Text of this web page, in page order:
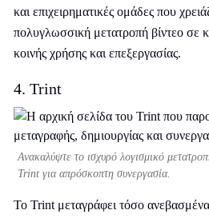
και επιχειρηματικές ομάδες που
πολυγλωσσική μετατροπή βίντεο σε
κοινής χρήσης και επεξεργασίας.
4. Trint
Ανακαλύψτε το ισχυρό λογισμικό
Trint για απρόσκοπτη συνεργασία.
Το Trint μεταγράφει τόσο